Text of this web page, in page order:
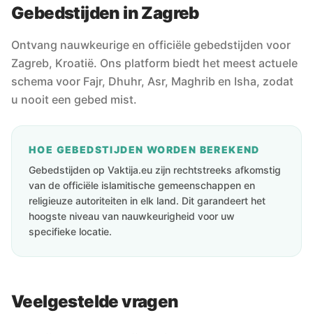
Gebedstijden in Zagreb
Ontvang nauwkeurige en officiële gebedstijden voor
Zagreb, Kroatië. Ons platform biedt het meest actuele
schema voor Fajr, Dhuhr, Asr, Maghrib en Isha, zodat
u nooit een gebed mist.
HOE GEBEDSTIJDEN WORDEN BEREKEND
Gebedstijden op Vaktija.eu zijn rechtstreeks afkomstig
van de officiële islamitische gemeenschappen en
religieuze autoriteiten in elk land. Dit garandeert het
hoogste niveau van nauwkeurigheid voor uw
specifieke locatie.
Veelgestelde vragen